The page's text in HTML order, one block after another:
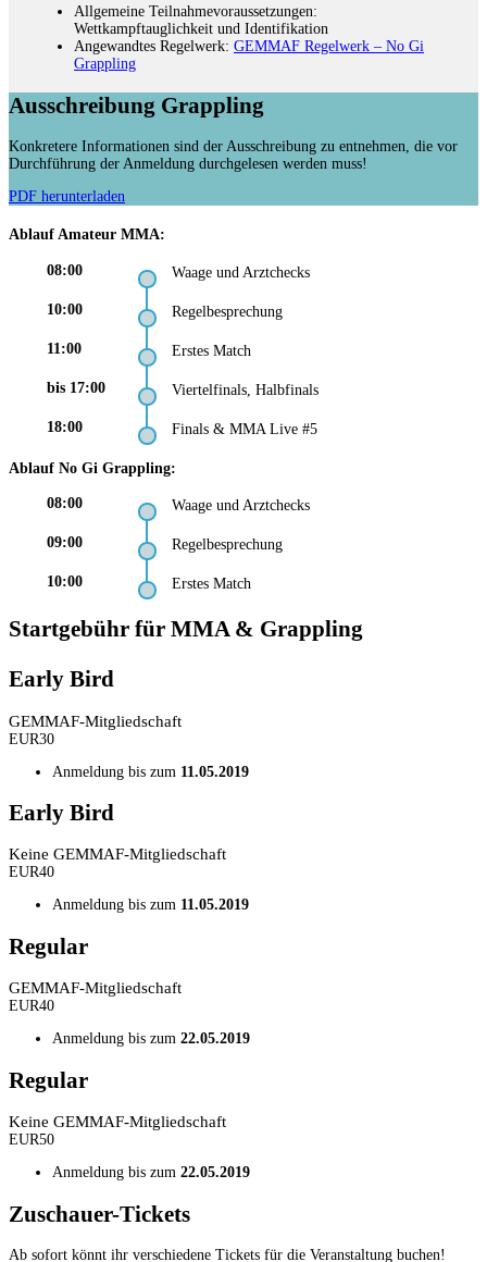
Allgemeine Teilnahmevoraussetzungen:
Wettkampftauglichkeit und Identifikation
Angewandtes Regelwerk: GEMMAF Regelwerk – No Gi
Grappling
Ausschreibung Grappling
Konkretere Informationen sind der Ausschreibung zu entnehmen, die vor
Durchführung der Anmeldung durchgelesen werden muss!
PDF herunterladen
Ablauf Amateur MMA:
08:00 Waage und Arztchecks
10:00 Regelbesprechung
11:00 Erstes Match
bis 17:00 Viertelfinals, Halbfinals
18:00 Finals & MMA Live #5
Ablauf No Gi Grappling:
08:00 Waage und Arztchecks
09:00 Regelbesprechung
10:00 Erstes Match
Startgebühr für MMA & Grappling
Early Bird
GEMMAF-Mitgliedschaft
EUR30
Anmeldung bis zum 11.05.2019
Early Bird
Keine GEMMAF-Mitgliedschaft
EUR40
Anmeldung bis zum 11.05.2019
Regular
GEMMAF-Mitgliedschaft
EUR40
Anmeldung bis zum 22.05.2019
Regular
Keine GEMMAF-Mitgliedschaft
EUR50
Anmeldung bis zum 22.05.2019
Zuschauer-Tickets
Ab sofort könnt ihr verschiedene Tickets für die Veranstaltung buchen!